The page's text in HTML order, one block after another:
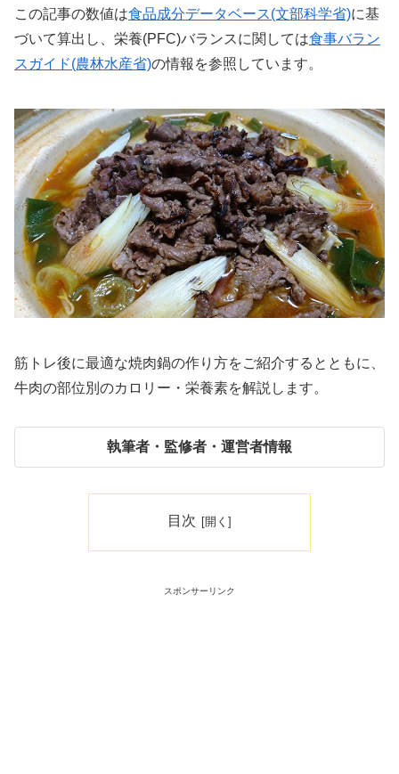
この記事の数値は食品成分データベース(文部科学省)に基
づいて算出し、栄養(PFC)バランスに関しては食事バラン
スガイド(農林水産省)の情報を参照しています。
筋トレ後に最適な焼肉鍋の作り方をご紹介するとともに、
牛肉の部位別のカロリー・栄養素を解説します。
執筆者・監修者・運営者情報
目次
スポンサーリンク